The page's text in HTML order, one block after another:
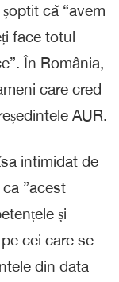
că “avem
face totul
În România,
care cred
AUR.
intimidat de
”acest
și
cei care se
din data